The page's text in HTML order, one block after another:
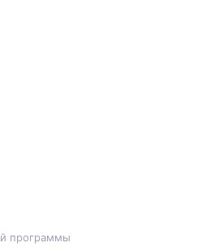
программы